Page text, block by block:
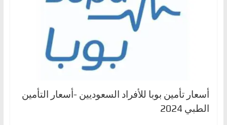
أسعار تأمين بوبا للأفراد السعوديين -أسعار التأمين
الطبي 2024